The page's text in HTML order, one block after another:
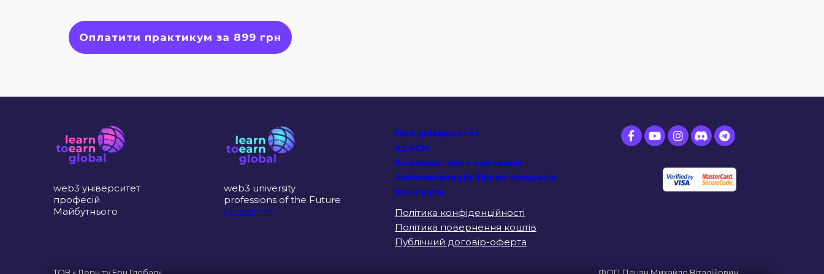
Оплатити практикум за 899 грн
web3 університет
професій
Майбутнього
web3 university
professions of the Future
global link
Про університет
КУРСИ
Корпоративне навчання
Автоматизація бізнес-процесів
Контакти
Політика конфіденційності
Політика повернення коштів
Публічний договір-оферта